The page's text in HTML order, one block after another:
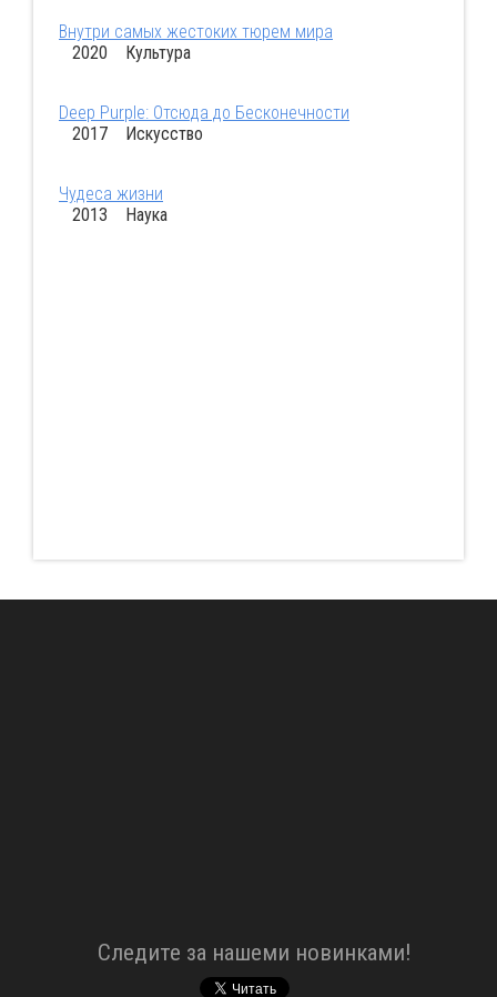
Внутри самых жестоких тюрем мира
2020 Культура
Deep Purple: Отсюда до Бесконечности
2017 Искусство
Чудеса жизни
2013 Наука
Cледите за нашеми новинками!